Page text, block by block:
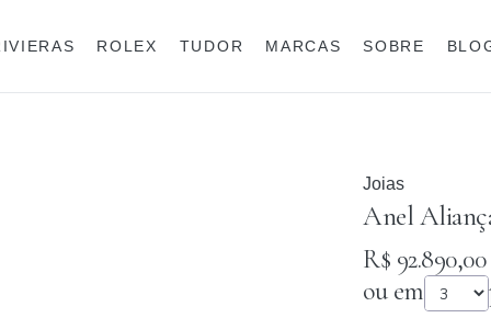
MARCAS SOBRE
ROLEX TUDOR
Joias
Anel
R$ 92.890,00
ou em